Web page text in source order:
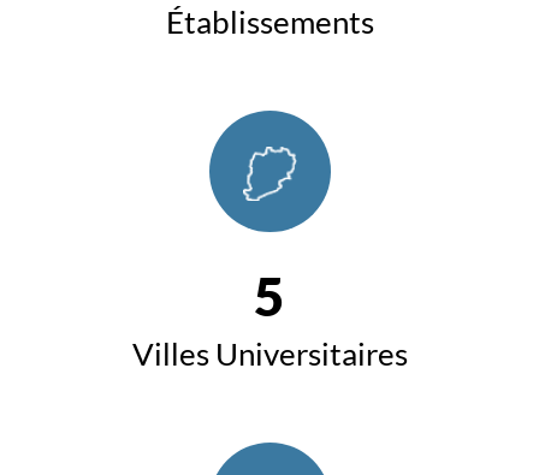
Établissements
5
Villes Universitaires